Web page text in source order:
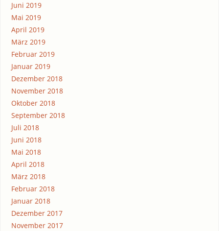
Juni 2019
Mai 2019
April 2019
März 2019
Februar 2019
Januar 2019
Dezember 2018
November 2018
Oktober 2018
September 2018
Juli 2018
Juni 2018
Mai 2018
April 2018
März 2018
Februar 2018
Januar 2018
Dezember 2017
November 2017